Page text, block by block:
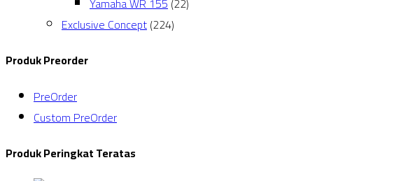
Exclusive Concept(224)
Produk Preorder
PreOrder
Custom PreOrder
Produk Peringkat Teratas